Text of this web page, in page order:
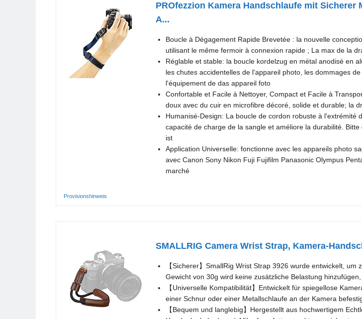
PROfezzion Kamera Handschlaufe mit Sicherer
A...
Boucle à Dégagement Rapide Brevetée : la nouvelle
utilisant le même fermoir à connexion rapide ; La max de la
Réglable et stable: la boucle kordelzug en métal anodisé en
les chutes accidentelles de l'appareil photo, les dommages
l'équipement de das appareil foto
Confortable et Facile à Nettoyer, Compact et Facile à
doux avec du cuir en microfibre décoré, solide et durable; la
Humanisé-Design: La boucle de cordon robuste à
capacité de charge de la sangle et améliore la durabilité.
ist
Application Universelle: fonctionne avec les appareils photo
avec Canon Sony Nikon Fuji Fujifilm Panasonic Olympus
marché
Provisionshinweis
SMALLRIG Camera Wrist Strap, Kamera-
【Sicherer】SmallRig Wrist Strap 3926 wurde entwickelt,
Gewicht von 30g wird keine zusätzliche Belastung
【Universelle Kompatibilität】Entwickelt für spiegellose
einer Schnur oder einer Metallschlaufe an der Kamera
【Bequem und langlebig】Hergestellt aus hochwertigem